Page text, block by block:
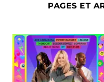
PAGES ET